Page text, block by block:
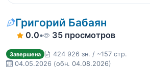
Григорий Бабаян
0.0• 35 просмотров
Завершена
424 926 зн. / ~157 стр.
04.05.2026 (обн. 04.08.2026)